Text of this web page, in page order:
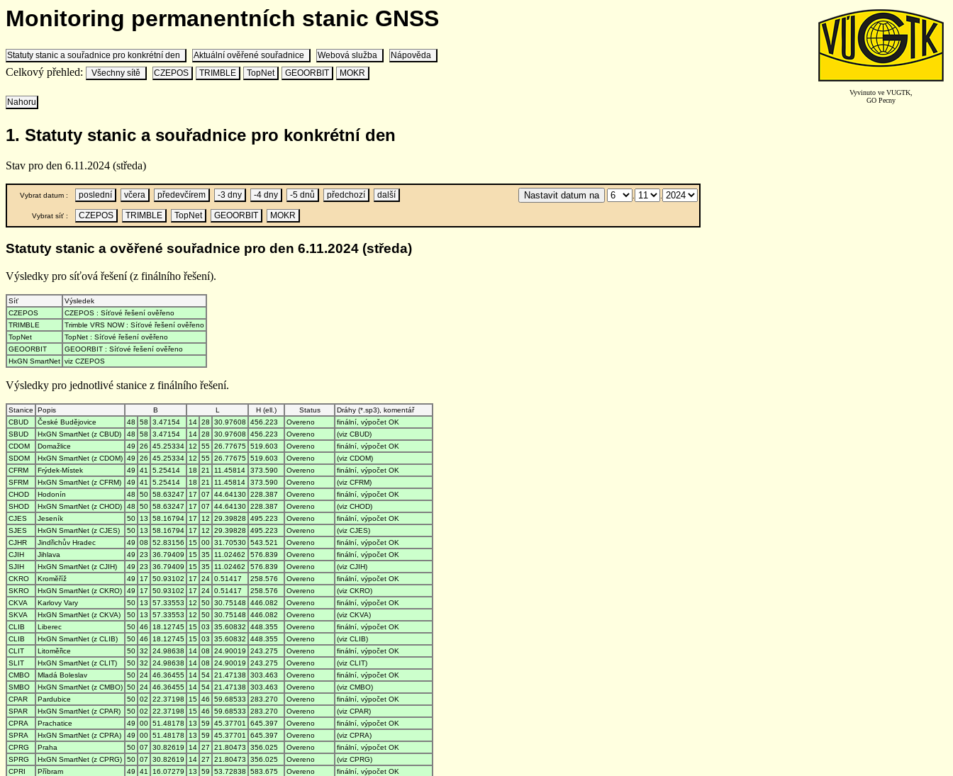
Vyvinuto ve VUGTK,
GO Pecny
Monitoring permanentních stanic GNSS
Statuty stanic a souřadnice pro konkrétní den Aktuální ověřené souřadnice Webová služba Nápověda
Celkový přehled: Všechny sítě CZEPOS TRIMBLE TopNet GEOORBIT MOKR
Nahoru
1. Statuty stanic a souřadnice pro konkrétní den
Stav pro den 6.11.2024 (středa)
Vybrat datum : poslední včera předevčírem -3 dny -4 dny -5 dnů předchozí další . .
Vybrat síť : CZEPOS TRIMBLE TopNet GEOORBIT MOKR
Statuty stanic a ověřené souřadnice pro den 6.11.2024 (středa)
Výsledky pro síťová řešení (z finálního řešení).
Síť
Výsledek
CZEPOS
CZEPOS : Síťové řešení ověřeno
TRIMBLE
Trimble VRS NOW : Síťové řešení ověřeno
TopNet
TopNet : Síťové řešení ověřeno
GEOORBIT
GEOORBIT : Síťové řešení ověřeno
HxGN SmartNet viz CZEPOS
Výsledky pro jednotlivé stanice z finálního řešení.
Stanice Popis B L H (ell.) Status
Dráhy (*.sp3), komentář
CBUD
České Budějovice 48 58 3.47154 14 28 30.97608 456.223 Overeno
finální, výpočet OK
SBUD
HxGN SmartNet (z CBUD) 48 58 3.47154 14 28 30.97608 456.223 Overeno
(viz CBUD)
CDOM
Domažlice 49 26 45.25334 12 55 26.77675 519.603 Overeno
finální, výpočet OK
SDOM
HxGN SmartNet (z CDOM) 49 26 45.25334 12 55 26.77675 519.603 Overeno
(viz CDOM)
CFRM
Frýdek-Místek 49 41 5.25414 18 21 11.45814 373.590 Overeno
finální, výpočet OK
SFRM
HxGN SmartNet (z CFRM) 49 41 5.25414 18 21 11.45814 373.590 Overeno
(viz CFRM)
CHOD
Hodonín 48 50 58.63247 17 07 44.64130 228.387 Overeno
finální, výpočet OK
SHOD
HxGN SmartNet (z CHOD) 48 50 58.63247 17 07 44.64130 228.387 Overeno
(viz CHOD)
CJES
Jeseník 50 13 58.16794 17 12 29.39828 495.223 Overeno
finální, výpočet OK
SJES
HxGN SmartNet (z CJES) 50 13 58.16794 17 12 29.39828 495.223 Overeno
(viz CJES)
CJHR
Jindřichův Hradec 49 08 52.83156 15 00 31.70530 543.521 Overeno
finální, výpočet OK
CJIH
Jihlava 49 23 36.79409 15 35 11.02462 576.839 Overeno
finální, výpočet OK
SJIH
HxGN SmartNet (z CJIH) 49 23 36.79409 15 35 11.02462 576.839 Overeno
(viz CJIH)
CKRO
Kroměříž 49 17 50.93102 17 24 0.51417 258.576 Overeno
finální, výpočet OK
SKRO
HxGN SmartNet (z CKRO) 49 17 50.93102 17 24 0.51417 258.576 Overeno
(viz CKRO)
CKVA
Karlovy Vary 50 13 57.33553 12 50 30.75148 446.082 Overeno
finální, výpočet OK
SKVA
HxGN SmartNet (z CKVA) 50 13 57.33553 12 50 30.75148 446.082 Overeno
(viz CKVA)
CLIB
Liberec 50 46 18.12745 15 03 35.60832 448.355 Overeno
finální, výpočet OK
CLIB
HxGN SmartNet (z CLIB) 50 46 18.12745 15 03 35.60832 448.355 Overeno
(viz CLIB)
CLIT
Litoměřice 50 32 24.98638 14 08 24.90019 243.275 Overeno
finální, výpočet OK
SLIT
HxGN SmartNet (z CLIT) 50 32 24.98638 14 08 24.90019 243.275 Overeno
(viz CLIT)
CMBO
Mladá Boleslav 50 24 46.36455 14 54 21.47138 303.463 Overeno
finální, výpočet OK
SMBO
HxGN SmartNet (z CMBO) 50 24 46.36455 14 54 21.47138 303.463 Overeno
(viz CMBO)
CPAR
Pardubice 50 02 22.37198 15 46 59.68533 283.270 Overeno
finální, výpočet OK
SPAR
HxGN SmartNet (z CPAR) 50 02 22.37198 15 46 59.68533 283.270 Overeno
(viz CPAR)
CPRA
Prachatice 49 00 51.48178 13 59 45.37701 645.397 Overeno
finální, výpočet OK
SPRA
HxGN SmartNet (z CPRA) 49 00 51.48178 13 59 45.37701 645.397 Overeno
(viz CPRA)
CPRG
Praha 50 07 30.82619 14 27 21.80473 356.025 Overeno
finální, výpočet OK
SPRG
HxGN SmartNet (z CPRG) 50 07 30.82619 14 27 21.80473 356.025 Overeno
(viz CPRG)
CPRI
Příbram 49 41 16.07279 13 59 53.72838 583.675 Overeno
finální, výpočet OK